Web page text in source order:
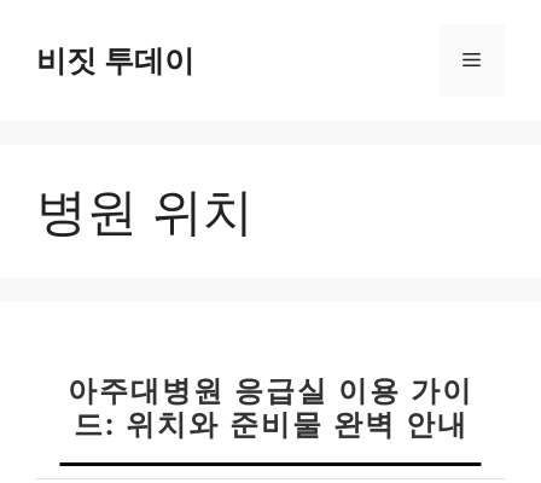
비짓 투데이 메
병원 위치
아주대병원 응급실 이용 가이
드: 위치와 준비물 완벽 안내